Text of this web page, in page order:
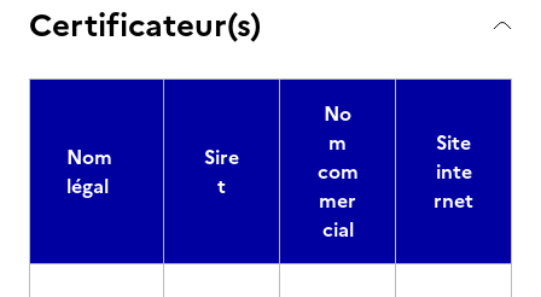
Certificateur(s)
Nom
légal
Sire
t
No
m
com
mer
cial
Site
inte
rnet